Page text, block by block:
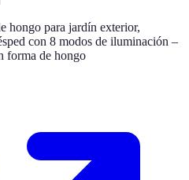
hongo para jardín exterior,
con 8 modos de iluminación –
forma de hongo